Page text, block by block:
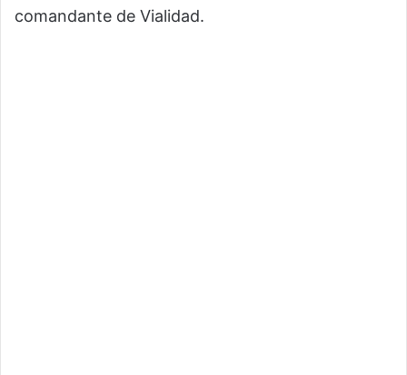
comandante de Vialidad.